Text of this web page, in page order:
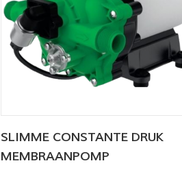
SLIMME CONSTANTE DRUK
MEMBRAANPOMP